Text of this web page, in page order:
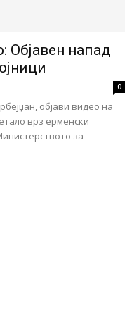
Објавен напад
0
објави видео на
врз ерменски
за